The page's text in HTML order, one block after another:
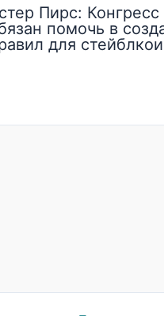
Пирс: Конгресс
помочь в
для